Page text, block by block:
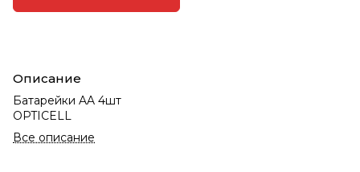
Описание
Батарейки AA 4шт
OPTICELL
Все описание